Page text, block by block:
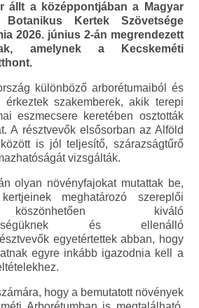
állt a középpontjában a Magyar
Kertek Szövetsége
2026. június 2-án megrendezett
amelynek a Kecskeméti
különböző arborétumaiból és
érkeztek szakemberek, akik terepi
eszmecsere keretében osztották
A résztvevők elsősorban az Alföld
is jól teljesítő, szárazságtűrő
vizsgálták.
olyan növényfajokat mutattak be,
meghatározó szereplői
kiváló
és ellenálló
egyetértettek abban, hogy
egyre inkább igazodnia kell a
hogy a bemutatott növények